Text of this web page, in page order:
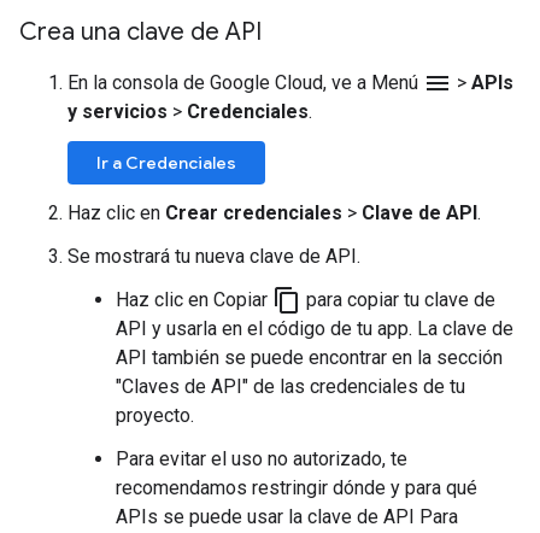
Crea una clave de API
En la consola de Google Cloud, ve a Menú menu > APIs
y servicios > Credenciales.
Ir a Credenciales
Haz clic en Crear credenciales > Clave de API.
Se mostrará tu nueva clave de API.
Haz clic en Copiar content_copy para copiar tu clave de
API y usarla en el código de tu app. La clave de
API también se puede encontrar en la sección
"Claves de API" de las credenciales de tu
proyecto.
Para evitar el uso no autorizado, te
recomendamos restringir dónde y para qué
APIs se puede usar la clave de API Para